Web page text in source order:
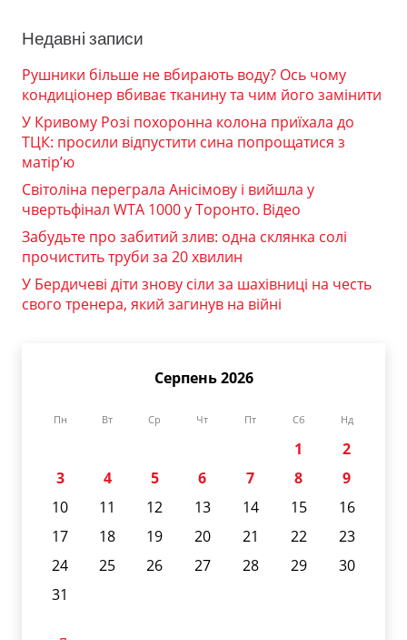
Недавні записи
Рушники більше не вбирають воду? Ось чому
кондиціонер вбиває тканину та чим його замінити
У Кривому Розі похоронна колона приїхала до
ТЦК: просили відпустити сина попрощатися з
матір’ю
Світоліна переграла Анісімову і вийшла у
чвертьфінал WTA 1000 у Торонто. Відео
Забудьте про забитий злив: одна склянка солі
прочистить труби за 20 хвилин
У Бердичеві діти знову сіли за шахівниці на честь
свого тренера, який загинув на війні
Серпень 2026
Пн Вт Ср Чт Пт Сб Нд
1
2
3
4 5 6 7 8
9
10
11 12 13 14 15
16
17
18 19 20 21 22
23
24
25 26 27 28 29
30
31